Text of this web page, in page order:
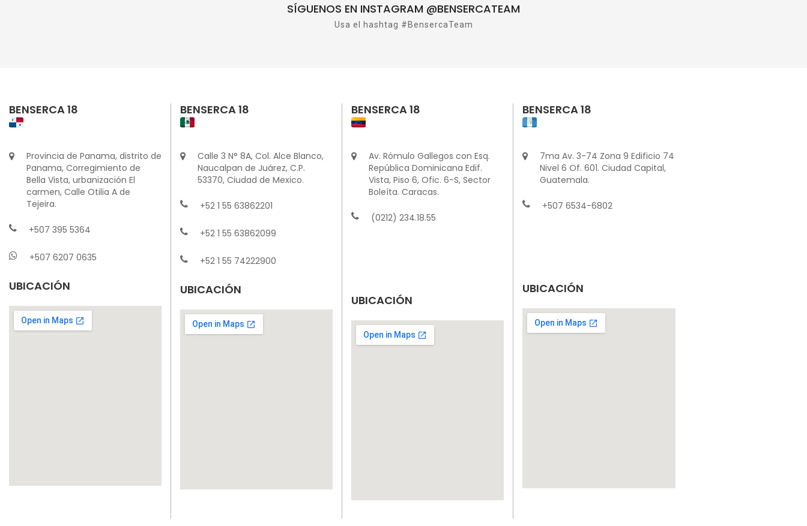
SÍGUENOS EN INSTAGRAM @BENSERCATEAM
Usa el hashtag #BensercaTeam
BENSERCA 18
Provincia de Panama, distrito de
Panama, Corregimiento de
Bella Vista, urbanización El
carmen, Calle Otilia A de
Tejeira.
+507 395 5364
+507 6207 0635
UBICACIÓN
BENSERCA 18
Calle 3 N° 8A, Col. Alce Blanco,
Naucalpan de Juárez, C.P.
53370, Ciudad de Mexico.
+52 1 55 63862201
+52 1 55 63862099
+52 1 55 74222900
UBICACIÓN
BENSERCA 18
Av. Rómulo Gallegos con Esq.
República Dominicana Edif.
Vista, Piso 6, Ofic. 6-S, Sector
Boleíta. Caracas.
(0212) 234.18.55
UBICACIÓN
BENSERCA 18
7ma Av. 3-74 Zona 9 Edificio 74
Nivel 6 Of. 601. Ciudad Capital,
Guatemala.
+507 6534-6802
UBICACIÓN